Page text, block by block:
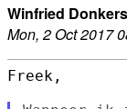
Winfried
Mon, 2 Oct 2017
Freek,